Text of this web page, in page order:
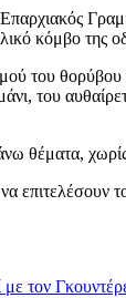
κόμβο της
του
του
θέματα,
τον